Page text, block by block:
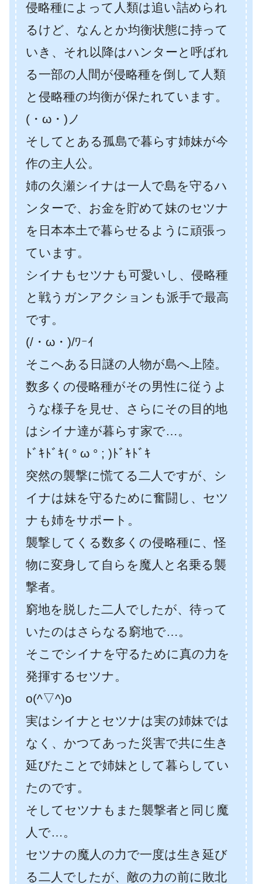
侵略種によって人類は追い詰められ
るけど、なんとか均衡状態に持って
いき、それ以降はハンターと呼ばれ
る一部の人間が侵略種を倒して人類
と侵略種の均衡が保たれています。
(・ω・)ノ
そしてとある孤島で暮らす姉妹が今
作の主人公。
姉の久瀬シイナは一人で島を守るハ
ンターで、お金を貯めて妹のセツナ
を日本本土で暮らせるように頑張っ
ています。
シイナもセツナも可愛いし、侵略種
と戦うガンアクションも派手で最高
です。
(/・ω・)/ﾜｰｲ
そこへある日謎の人物が島へ上陸。
数多くの侵略種がその男性に従うよ
うな様子を見せ、さらにその目的地
はシイナ達が暮らす家で…。
ﾄﾞｷﾄﾞｷ( ° ω ° ; )ﾄﾞｷﾄﾞｷ
突然の襲撃に慌てる二人ですが、シ
イナは妹を守るために奮闘し、セツ
ナも姉をサポート。
襲撃してくる数多くの侵略種に、怪
物に変身して自らを魔人と名乗る襲
撃者。
窮地を脱した二人でしたが、待って
いたのはさらなる窮地で…。
そこでシイナを守るために真の力を
発揮するセツナ。
o(^▽^)o
実はシイナとセツナは実の姉妹では
なく、かつてあった災害で共に生き
延びたことで姉妹として暮らしてい
たのです。
そしてセツナもまた襲撃者と同じ魔
人で…。
セツナの魔人の力で一度は生き延び
る二人でしたが、敵の力の前に敗北